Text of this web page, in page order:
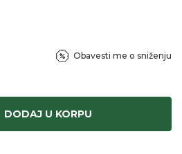
Obavesti me o sniženju
DODAJ U KORPU